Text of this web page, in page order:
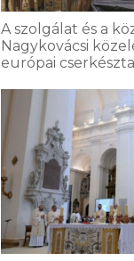
A szolgálat és a
Nagykovácsi
európai